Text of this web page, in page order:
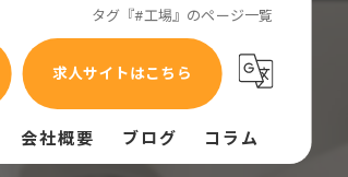
タグ『#工場』のページ一覧
求人サイトはこちら
会社概要 ブログ コラム